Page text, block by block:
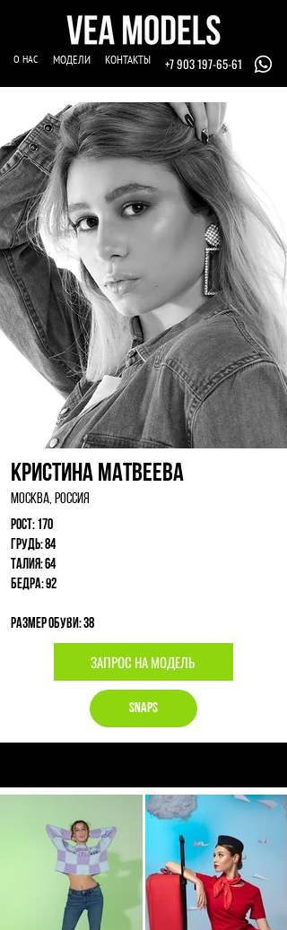
О НАС МОДЕЛИ КОНТАКТЫ +7 903 197-65-61
Кристина Матвеева
Москва, Россия
Рост: 170
Грудь: 84
Талия: 64
Бедра: 92
Размер обуви: 38
ЗАПРОС НА МОДЕЛЬ
Snaps